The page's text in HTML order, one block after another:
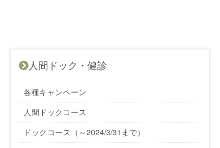
人間ドック・健診
各種キャンペーン
人間ドックコース
ドックコース（～2024/3/31まで）